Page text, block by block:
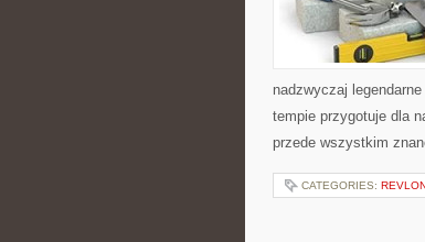
nadzwyczaj
tempie przygotuje dla
przede wszystkim
CATEGORIES: